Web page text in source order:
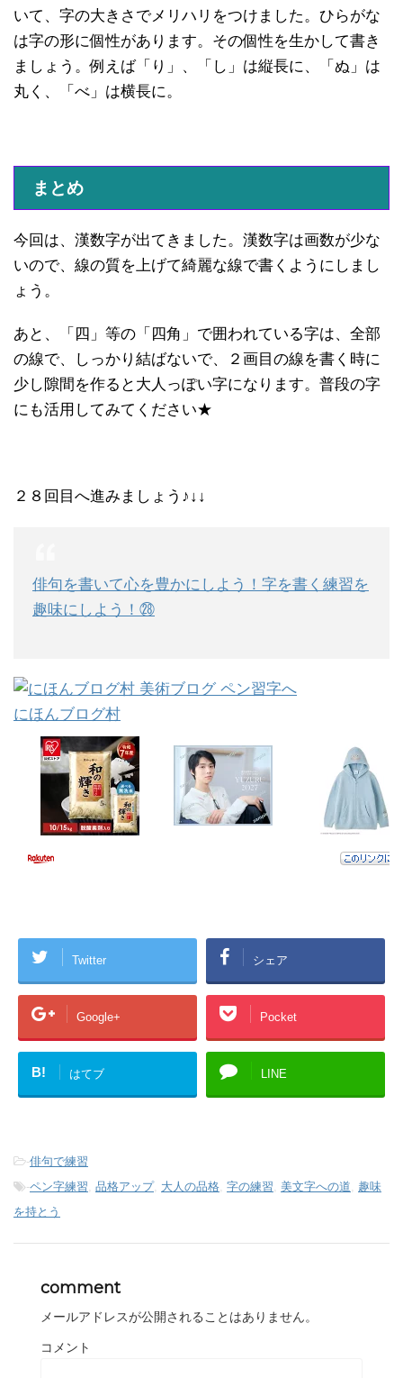
いて、字の大きさでメリハリをつけました。ひらがな
は字の形に個性があります。その個性を生かして書き
ましょう。例えば「り」、「し」は縦長に、「ぬ」は
丸く、「べ」は横長に。
まとめ
今回は、漢数字が出てきました。漢数字は画数が少な
いので、線の質を上げて綺麗な線で書くようにしまし
ょう。
あと、「四」等の「四角」で囲われている字は、全部
の線で、しっかり結ばないで、２画目の線を書く時に
少し隙間を作ると大人っぽい字になります。普段の字
にも活用してみてください★
２８回目へ進みましょう♪↓↓
俳句を書いて心を豊かにしよう！字を書く練習を
趣味にしよう！㉘
にほんブログ村
Twitter シェア
Google+ Pocket
B! はてブ LINE
-俳句で練習
-ペン字練習, 品格アップ, 大人の品格, 字の練習, 美文字への道, 趣味
を持とう
comment
メールアドレスが公開されることはありません。
コメント